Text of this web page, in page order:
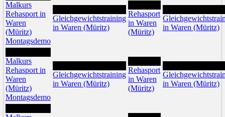
Malkurs
Rehasport in
Waren
(Müritz)
Montagsdemo
Gleichgewichtstraining
in Waren (Müritz)
Rehasport
in Waren
(Müritz)
in Waren (Müritz)
Malkurs
Rehasport in
Waren
(Müritz)
Montagsdemo
Gleichgewichtstraining
in Waren (Müritz)
Rehasport
in Waren
(Müritz)
in Waren (Müritz)